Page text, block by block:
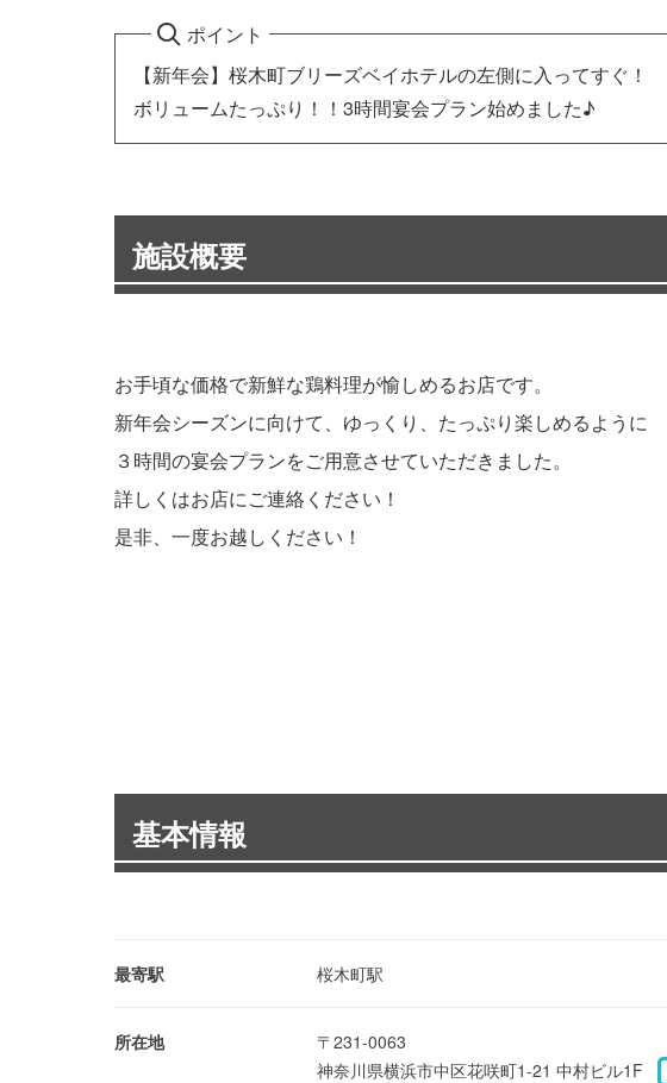
ポイント
【新年会】桜木町ブリーズベイホテルの左側に入ってすぐ！
ボリュームたっぷり！！3時間宴会プラン始めました♪
施設概要
お手頃な価格で新鮮な鶏料理が愉しめるお店です。
新年会シーズンに向けて、ゆっくり、たっぷり楽しめるように
３時間の宴会プランをご用意させていただきました。
詳しくはお店にご連絡ください！
是非、一度お越しください！
基本情報
最寄駅 桜木町駅
所在地
〒231-0063
神奈川県横浜市中区花咲町1-21 中村ビル1F